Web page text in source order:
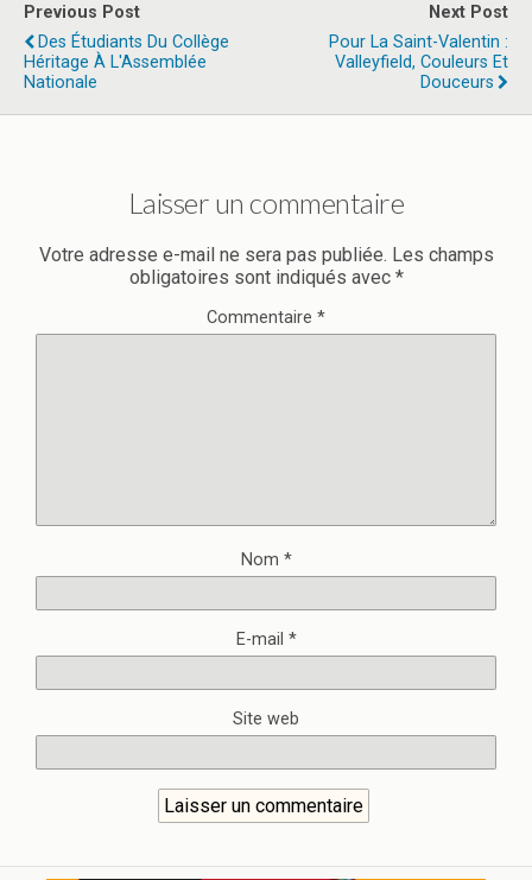
Previous Post
Des Étudiants Du Collège
Héritage À L'Assemblée
Nationale
Next Post
Pour La Saint-Valentin :
Valleyfield, Couleurs Et
Douceurs
Laisser un commentaire
Votre adresse e-mail ne sera pas publiée. Les champs
obligatoires sont indiqués avec *
Commentaire *
Nom *
E-mail *
Site web